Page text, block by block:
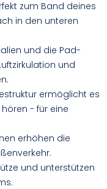
zum Band deines
in den unteren
und die Pad-
und
ermöglicht es
- für eine
erhöhen die
und unterstützen